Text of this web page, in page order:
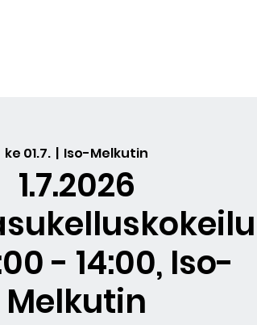
ke 01.7.
  |
Iso-Melkutin
1.7.2026
- 14:00, Iso-
Melkutin